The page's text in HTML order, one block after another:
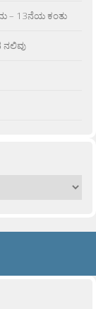
– 13ನೆಯ ಕಂತು
ನಲಿವು